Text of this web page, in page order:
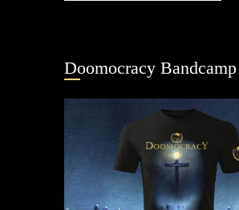
Doomocracy Bandcamp